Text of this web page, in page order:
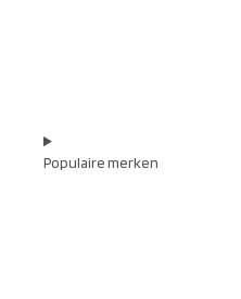
Populaire merken